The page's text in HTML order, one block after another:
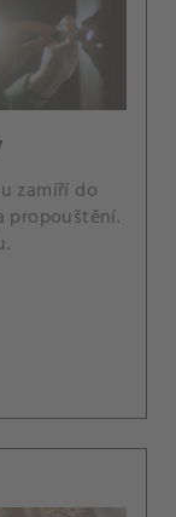
zamíří do
propouštění.